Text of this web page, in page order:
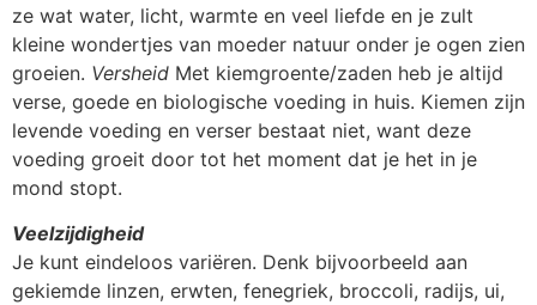
ze wat water, licht, warmte en veel liefde en je zult
kleine wondertjes van moeder natuur onder je ogen zien
groeien. Versheid Met kiemgroente/zaden heb je altijd
verse, goede en biologische voeding in huis. Kiemen zijn
levende voeding en verser bestaat niet, want deze
voeding groeit door tot het moment dat je het in je
mond stopt.
Veelzijdigheid
Je kunt eindeloos variëren. Denk bijvoorbeeld aan
gekiemde linzen, erwten, fenegriek, broccoli, radijs, ui,